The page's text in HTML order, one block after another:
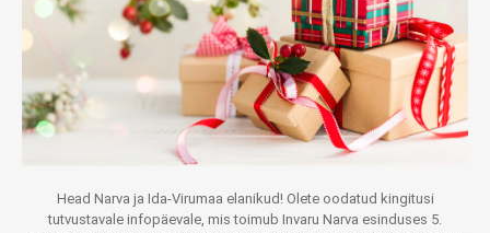
Head Narva ja Ida-Virumaa elanikud! Olete oodatud kingitusi
tutvustavale infopäevale, mis toimub Invaru Narva esinduses 5.